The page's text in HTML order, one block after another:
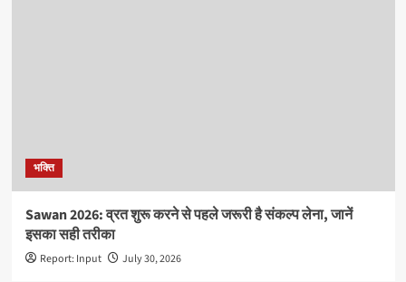
भक्ति
Sawan 2026: व्रत शुरू करने से पहले जरूरी है संकल्प लेना, जानें
इसका सही तरीका
Report: Input July 30, 2026